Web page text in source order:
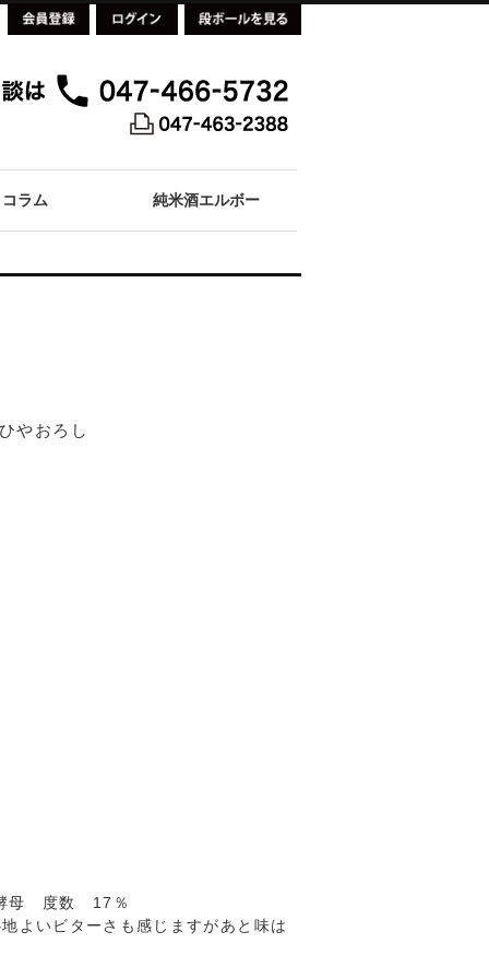
コラム 純米酒エルボー
やおろし
母 度数 17％
よいビターさも感じますがあと味は